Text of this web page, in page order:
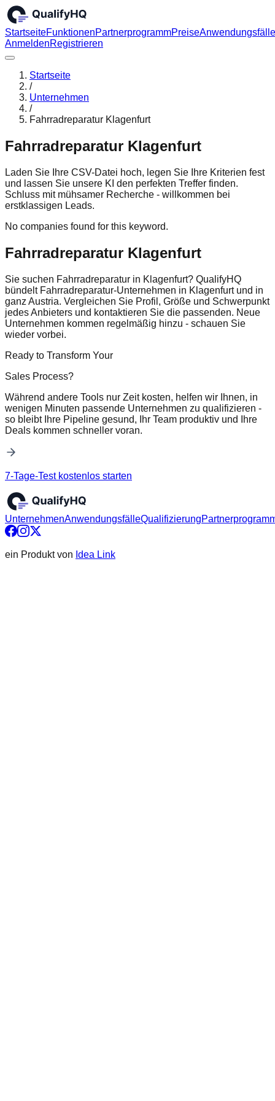
StartseiteFunktionenPartnerprogrammPreiseAnwendungsfälle
AnmeldenRegistrieren
Startseite
/
Unternehmen
/
Fahrradreparatur Klagenfurt
Fahrradreparatur Klagenfurt
Laden Sie Ihre CSV-Datei hoch, legen Sie Ihre Kriterien fest
und lassen Sie unsere KI den perfekten Treffer finden.
Schluss mit mühsamer Recherche - willkommen bei
erstklassigen Leads.
No companies found for this keyword.
Fahrradreparatur Klagenfurt
Sie suchen Fahrradreparatur in Klagenfurt? QualifyHQ
bündelt Fahrradreparatur-Unternehmen in Klagenfurt und in
ganz Austria. Vergleichen Sie Profil, Größe und Schwerpunkt
jedes Anbieters und kontaktieren Sie die passenden. Neue
Unternehmen kommen regelmäßig hinzu - schauen Sie
wieder vorbei.
Ready to Transform Your
Sales Process?
Während andere Tools nur Zeit kosten, helfen wir Ihnen, in
wenigen Minuten passende Unternehmen zu qualifizieren -
so bleibt Ihre Pipeline gesund, Ihr Team produktiv und Ihre
Deals kommen schneller voran.
7-Tage-Test kostenlos starten
UnternehmenAnwendungsfälleQualifizierung
ein Produkt von Idea Link